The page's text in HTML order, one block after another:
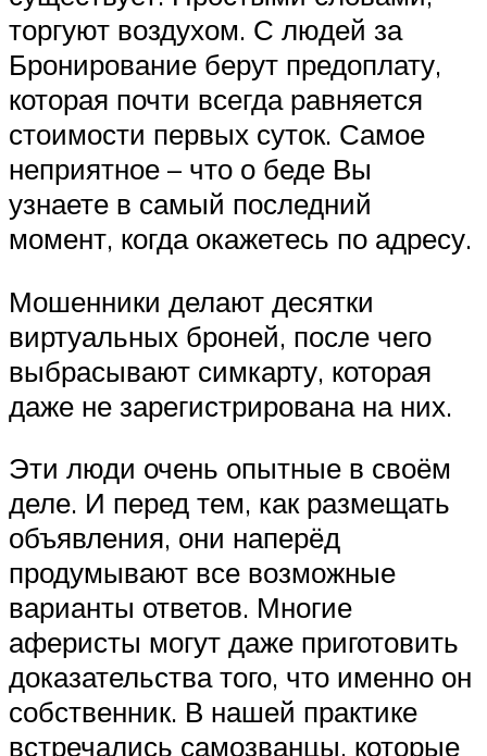
торгуют воздухом. С людей за
Бронирование берут предоплату,
которая почти всегда равняется
стоимости первых суток. Самое
неприятное – что о беде Вы
узнаете в самый последний
момент, когда окажетесь по адресу.
Мошенники делают десятки
виртуальных броней, после чего
выбрасывают симкарту, которая
даже не зарегистрирована на них.
Эти люди очень опытные в своём
деле. И перед тем, как размещать
объявления, они наперёд
продумывают все возможные
варианты ответов. Многие
аферисты могут даже приготовить
доказательства того, что именно он
собственник. В нашей практике
встречались самозванцы, которые